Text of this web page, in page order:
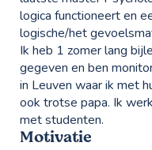
logica functioneert en
logische/het
Ik heb 1 zomer lang
gegeven en ben
in Leuven waar ik met
ook trotse papa. Ik
met studenten.
Motivatie